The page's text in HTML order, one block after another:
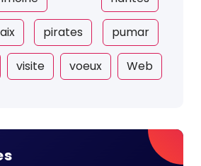
pirates pumar
visite voeux Web